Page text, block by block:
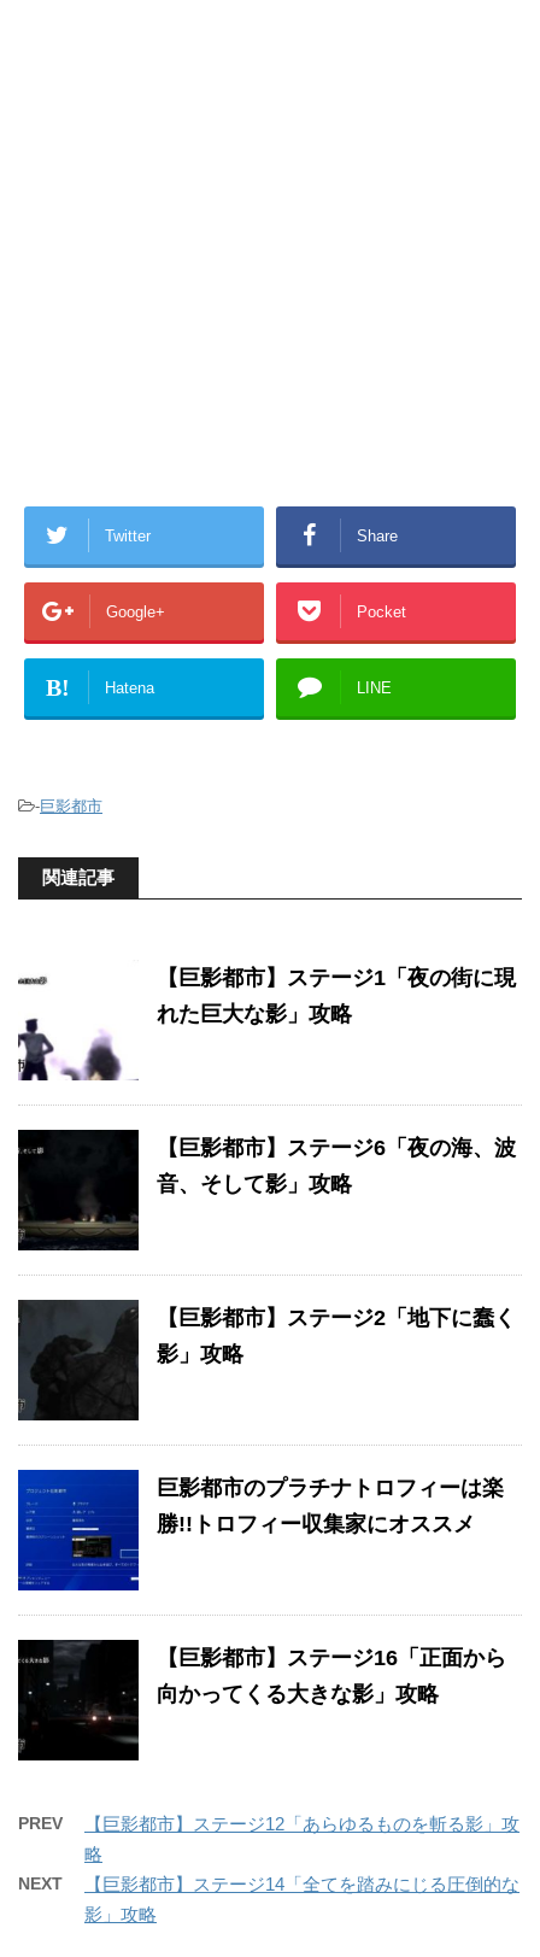
Twitter Share
Google+ Pocket
B! Hatena LINE
-巨影都市
関連記事
【巨影都市】ステージ1「夜の街に現
れた巨大な影」攻略
【巨影都市】ステージ6「夜の海、波
音、そして影」攻略
【巨影都市】ステージ2「地下に蠢く
影」攻略
巨影都市のプラチナトロフィーは楽
勝!!トロフィー収集家にオススメ
【巨影都市】ステージ16「正面から
向かってくる大きな影」攻略
PREV
【巨影都市】ステージ12「あらゆるものを斬る影」攻
略
NEXT
【巨影都市】ステージ14「全てを踏みにじる圧倒的な
影」攻略